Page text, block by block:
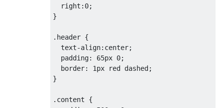
right : 0;
}
. header {
text-align: center;
padding: 65px 0;
border: 1px red dashed;
}
. content {